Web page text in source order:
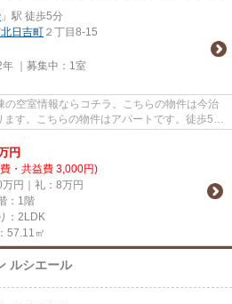
」駅 徒歩5分
北日吉町 ２丁目8-15
｜募集中： 1室
の空室情報ならコチラ。こちらの物件は今治
す。こちらの物件はアパートです。徒歩5分
円
・共益費 3,000円)
万円｜礼：8万円
：1階
：2LDK
57.11㎡
ルシエール